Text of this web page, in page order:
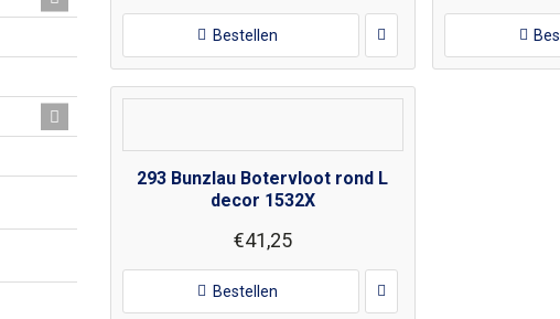
Bestellen
293 Bunzlau Botervloot rond L
decor 1532X
€41,25
Bestellen